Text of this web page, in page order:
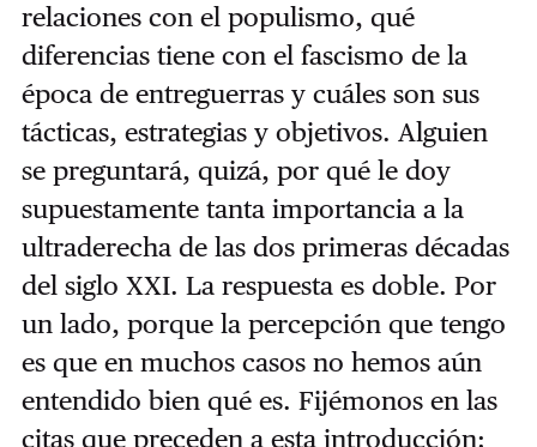
relaciones con el populismo, qué
diferencias tiene con el fascismo de la
época de entreguerras y cuáles son sus
tácticas, estrategias y objetivos. Alguien
se preguntará, quizá, por qué le doy
supuestamente tanta importancia a la
ultraderecha de las dos primeras décadas
del siglo XXI. La respuesta es doble. Por
un lado, porque la percepción que tengo
es que en muchos casos no hemos aún
entendido bien qué es. Fijémonos en las
citas que preceden a esta introducción: